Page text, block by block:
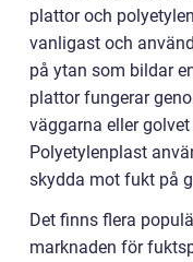
plattor och
vanligast och
på ytan som bildar
plattor fungerar
väggarna eller
Polyetylenplast
skydda mot fukt på
Det finns flera
marknaden för